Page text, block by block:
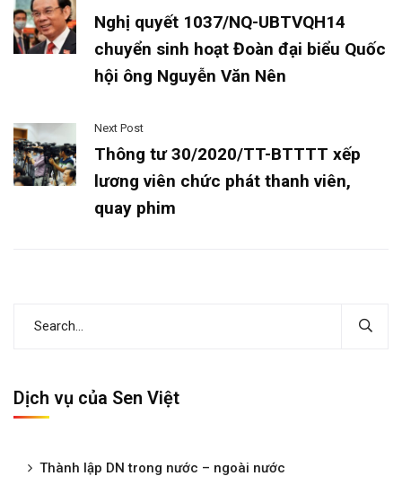
Nghị quyết 1037/NQ-UBTVQH14
chuyển sinh hoạt Đoàn đại biểu Quốc
hội ông Nguyễn Văn Nên
Next Post
Thông tư 30/2020/TT-BTTTT xếp
lương viên chức phát thanh viên,
quay phim
Dịch vụ của Sen Việt
Thành lập DN trong nước – ngoài nước